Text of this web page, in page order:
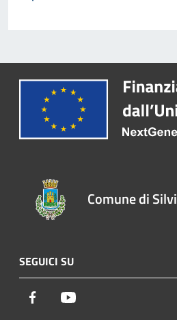
Comune di Silvi
SEGUICI SU
Facebook